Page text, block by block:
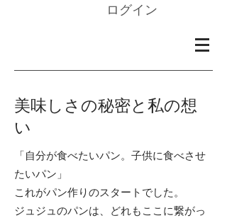
ログイン
美味しさの秘密と私の想
い
「自分が食べたいパン。子供に食べさせ
たいパン」
これがパン作りのスタートでした。
​ジュジュのパンは、どれもここに繋がっ